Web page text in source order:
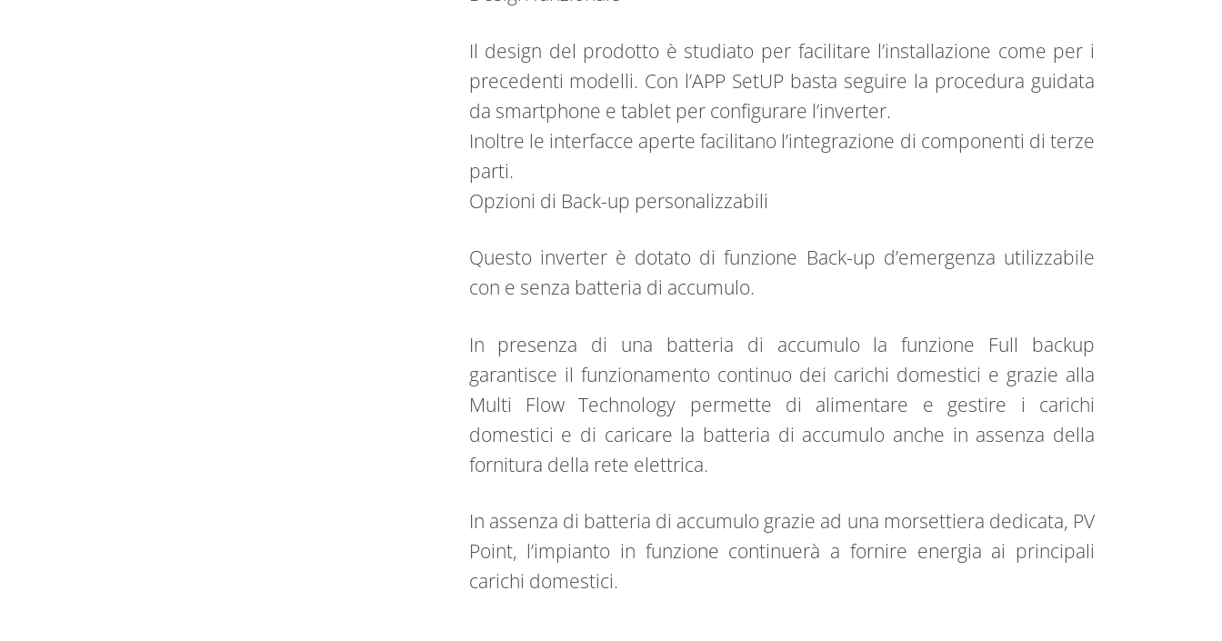
Il design del prodotto è studiato per facilitare l’installazione come per i
precedenti modelli. Con l’APP SetUP basta seguire la procedura guidata
da smartphone e tablet per configurare l’inverter.
Inoltre le interfacce aperte facilitano l’integrazione di componenti di terze
parti.
Opzioni di Back-up personalizzabili
Questo inverter è dotato di funzione Back-up d’emergenza utilizzabile
con e senza batteria di accumulo.
In presenza di una batteria di accumulo la funzione Full backup
garantisce il funzionamento continuo dei carichi domestici e grazie alla
Multi Flow Technology permette di alimentare e gestire i carichi
domestici e di caricare la batteria di accumulo anche in assenza della
fornitura della rete elettrica.
In assenza di batteria di accumulo grazie ad una morsettiera dedicata, PV
Point, l’impianto in funzione continuerà a fornire energia ai principali
carichi domestici.